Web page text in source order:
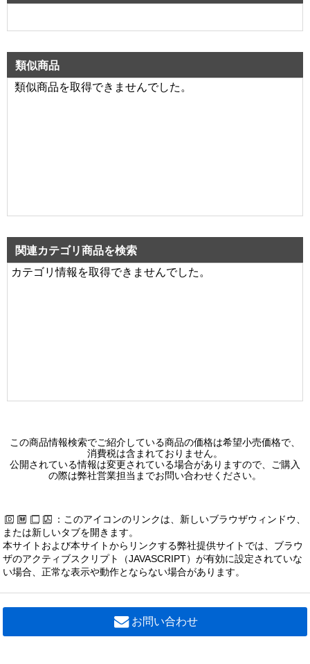
類似商品
類似商品を取得できませんでした。
関連カテゴリ商品を検索
カテゴリ情報を取得できませんでした。
この商品情報検索でご紹介している商品の価格は希望小売価格で、
消費税は含まれておりません。
公開されている情報は変更されている場合がありますので、ご購入
の際は弊社営業担当までお問い合わせください。
：このアイコンのリンクは、新しいブラウザウィンドウ、
または新しいタブを開きます。
本サイトおよび本サイトからリンクする弊社提供サイトでは、ブラウ
ザのアクティブスクリプト（JAVASCRIPT）が有効に設定されていな
い場合、正常な表示や動作とならない場合があります。
お問い合わせ